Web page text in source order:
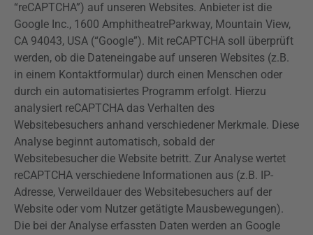
“reCAPTCHA”) auf unseren Websites. Anbieter ist die
Google Inc., 1600 AmphitheatreParkway, Mountain View,
CA 94043, USA (“Google”). Mit reCAPTCHA soll überprüft
werden, ob die Dateneingabe auf unseren Websites (z.B.
in einem Kontaktformular) durch einen Menschen oder
durch ein automatisiertes Programm erfolgt. Hierzu
analysiert reCAPTCHA das Verhalten des
Websitebesuchers anhand verschiedener Merkmale. Diese
Analyse beginnt automatisch, sobald der
Websitebesucher die Website betritt. Zur Analyse wertet
reCAPTCHA verschiedene Informationen aus (z.B. IP-
Adresse, Verweildauer des Websitebesuchers auf der
Website oder vom Nutzer getätigte Mausbewegungen).
Die bei der Analyse erfassten Daten werden an Google